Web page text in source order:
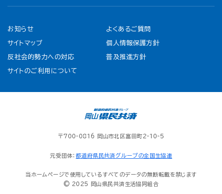
お知らせ よくあるご質問
サイトマップ 個人情報保護方針
反社会的勢力への対応 普及推進方針
サイトのご利用について
〒700-0816 岡山市北区富田町2-10-5
元受団体： 都道府県民共済グループの全国生協連
当ホームページで使用しているすべてのデータの無断転載を禁じます
© 2025 岡山県民共済生活協同組合